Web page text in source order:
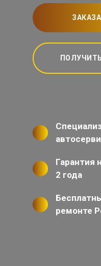
Гарантия
2 года
ремонте